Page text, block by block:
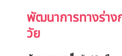
พัฒนาการทางร่าง
วัย